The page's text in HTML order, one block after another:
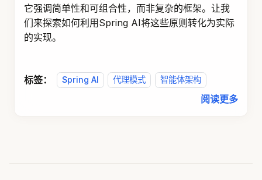
它强调简单性和可组合性，而非复杂的框架。让我
们来探索如何利用Spring AI将这些原则转化为实际
的实现。
标签： Spring AI 代理模式 智能体架构
阅读更多